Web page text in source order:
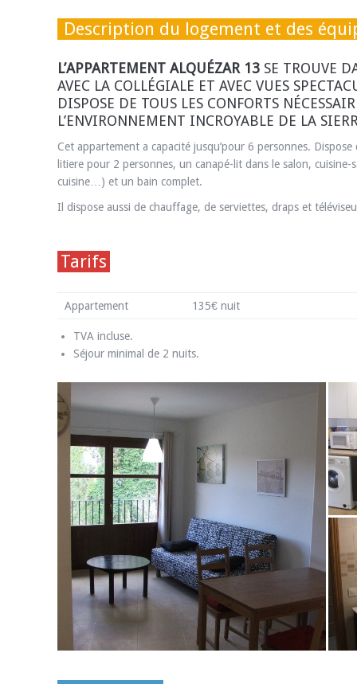
Description du logement et des
L’APPARTEMENT ALQUÉZAR 13 SE TROUVE
AVEC LA COLLÉGIALE ET AVEC VUES
DISPOSE DE TOUS LES CONFORTS
L’ENVIRONNEMENT INCROYABLE DE LA
Cet appartement a capacité jusqu’pour 6 personnes.
litiere pour 2 personnes, un canapé-lit dans le salon,
cuisine…) et un bain complet.
Il dispose aussi de chauffage, de serviettes, draps et
Tarifs
Appartement 135€ nuit
TVA incluse.
Séjour minimal de 2 nuits.